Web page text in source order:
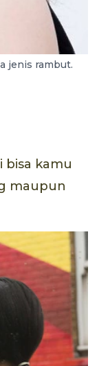
jenis rambut.
bisa kamu
maupun